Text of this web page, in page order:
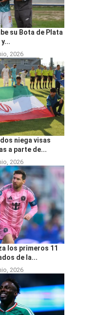
su Bota de Plata
y...
2026
niega visas
a parte de...
2026
los primeros 11
de la...
2026